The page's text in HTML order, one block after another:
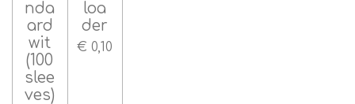
nda
ard
wit
(100
slee
ves)
loa
der
€ 0,10